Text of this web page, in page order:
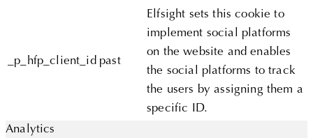
_p_hfp_client_id past
Elfsight sets this cookie to
implement social platforms
on the website and enables
the social platforms to track
the users by assigning them a
specific ID.
Analytics